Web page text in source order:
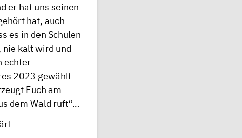
er hat uns seinen
hat, auch
es in den Schulen
kalt wird und
echter
2023 gewählt
Euch am
dem Wald ruft“…